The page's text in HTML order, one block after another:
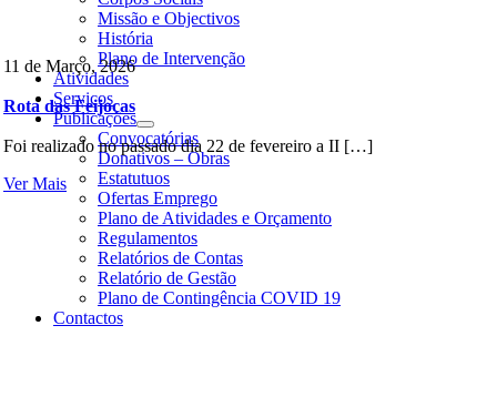
Missão e Objectivos
História
Plano de Intervenção
Atividades
Serviços
Publicações
Convocatórias
Donativos – Obras
Estatutuos
Ofertas Emprego
Plano de Atividades e Orçamento
Regulamentos
Relatórios de Contas
Relatório de Gestão
Plano de Contingência COVID 19
Contactos
11 de Março, 2026
Rota das Feijocas
Foi realizado no passado dia 22 de fevereiro a II […]
Ver Mais